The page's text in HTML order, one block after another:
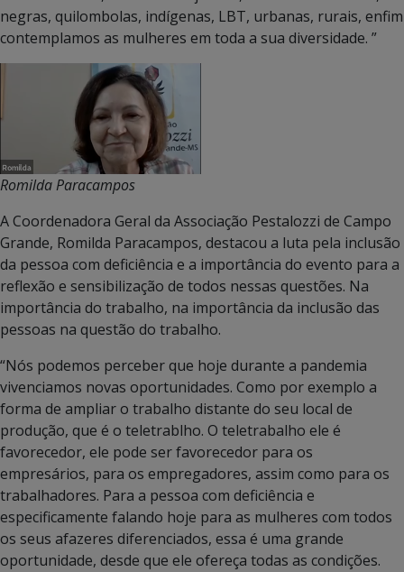
negras, quilombolas, indígenas, LBT, urbanas, rurais, enfim
contemplamos as mulheres em toda a sua diversidade. ”
Romilda Paracampos
A Coordenadora Geral da Associação Pestalozzi de Campo
Grande, Romilda Paracampos, destacou a luta pela inclusão
da pessoa com deficiência e a importância do evento para a
reflexão e sensibilização de todos nessas questões. Na
importância do trabalho, na importância da inclusão das
pessoas na questão do trabalho.
“Nós podemos perceber que hoje durante a pandemia
vivenciamos novas oportunidades. Como por exemplo a
forma de ampliar o trabalho distante do seu local de
produção, que é o teletrablho. O teletrabalho ele é
favorecedor, ele pode ser favorecedor para os
empresários, para os empregadores, assim como para os
trabalhadores. Para a pessoa com deficiência e
especificamente falando hoje para as mulheres com todos
os seus afazeres diferenciados, essa é uma grande
oportunidade, desde que ele ofereça todas as condições.